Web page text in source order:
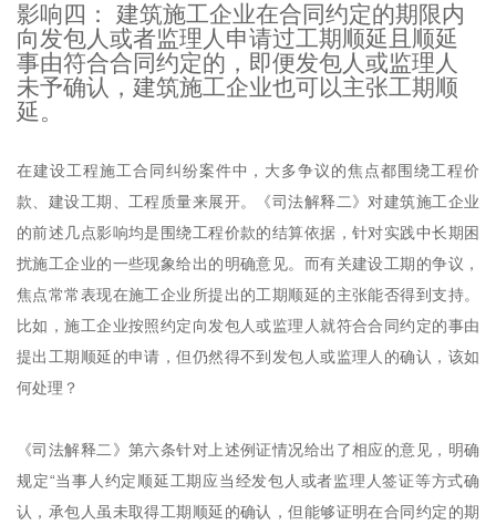
影响四： 建筑施工企业在合同约定的期限内
向发包人或者监理人申请过工期顺延且顺延
事由符合合同约定的，即便发包人或监理人
未予确认，建筑施工企业也可以主张工期顺
延。
在建设工程施工合同纠纷案件中，大多争议的焦点都围绕工程价
款、建设工期、工程质量来展开。《司法解释二》对建筑施工企业
的前述几点影响均是围绕工程价款的结算依据，针对实践中长期困
扰施工企业的一些现象给出的明确意见。而有关建设工期的争议，
焦点常常表现在施工企业所提出的工期顺延的主张能否得到支持。
比如，施工企业按照约定向发包人或监理人就符合合同约定的事由
提出工期顺延的申请，但仍然得不到发包人或监理人的确认，该如
何处理？
《司法解释二》第六条针对上述例证情况给出了相应的意见，明确
规定“当事人约定顺延工期应当经发包人或者监理人签证等方式确
认，承包人虽未取得工期顺延的确认，但能够证明在合同约定的期